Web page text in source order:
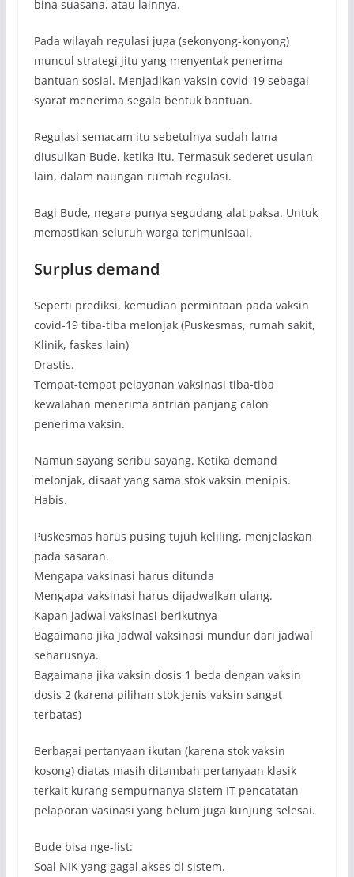
bina suasana, atau lainnya.
Pada wilayah regulasi juga (sekonyong-konyong)
muncul strategi jitu yang menyentak penerima
bantuan sosial. Menjadikan vaksin covid-19 sebagai
syarat menerima segala bentuk bantuan.
Regulasi semacam itu sebetulnya sudah lama
diusulkan Bude, ketika itu. Termasuk sederet usulan
lain, dalam naungan rumah regulasi.
Bagi Bude, negara punya segudang alat paksa. Untuk
memastikan seluruh warga terimunisaai.
Surplus demand
Seperti prediksi, kemudian permintaan pada vaksin
covid-19 tiba-tiba melonjak (Puskesmas, rumah sakit,
Klinik, faskes lain)
Drastis.
Tempat-tempat pelayanan vaksinasi tiba-tiba
kewalahan menerima antrian panjang calon
penerima vaksin.
Namun sayang seribu sayang. Ketika demand
melonjak, disaat yang sama stok vaksin menipis.
Habis.
Puskesmas harus pusing tujuh keliling, menjelaskan
pada sasaran.
Mengapa vaksinasi harus ditunda
Mengapa vaksinasi harus dijadwalkan ulang.
Kapan jadwal vaksinasi berikutnya
Bagaimana jika jadwal vaksinasi mundur dari jadwal
seharusnya.
Bagaimana jika vaksin dosis 1 beda dengan vaksin
dosis 2 (karena pilihan stok jenis vaksin sangat
terbatas)
Berbagai pertanyaan ikutan (karena stok vaksin
kosong) diatas masih ditambah pertanyaan klasik
terkait kurang sempurnanya sistem IT pencatatan
pelaporan vasinasi yang belum juga kunjung selesai.
Bude bisa nge-list:
Soal NIK yang gagal akses di sistem.